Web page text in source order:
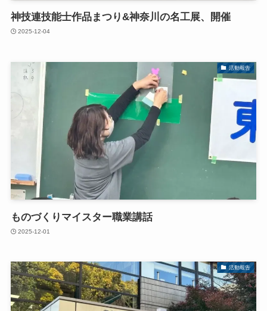
神技連技能士作品まつり&神奈川の名工展、開催
2025-12-04
活動報告
ものづくりマイスター職業講話
2025-12-01
活動報告